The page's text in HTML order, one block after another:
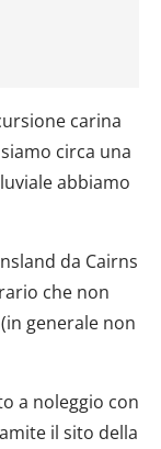
carina
circa una
abbiamo
da Cairns
che non
generale non
a noleggio con
il sito della